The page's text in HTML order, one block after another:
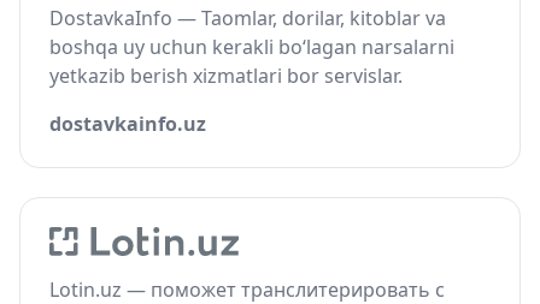
DostavkaInfo — Taomlar, dorilar, kitoblar va
boshqa uy uchun kerakli bo‘lagan narsalarni
yetkazib berish xizmatlari bor servislar.
dostavkainfo.uz
Lotin.uz — поможет транслитерировать с